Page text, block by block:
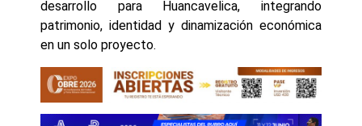
desarrollo para Huancavelica, integrando
patrimonio, identidad y dinamización económica
en un solo proyecto.